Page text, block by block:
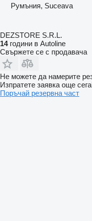
Румъния, Suceava
DEZSTORE S.R.L.
14години в Autoline
Свържете се с продавача
Не можете да намерите
Изпратете заявка още
Поръчай резервна част